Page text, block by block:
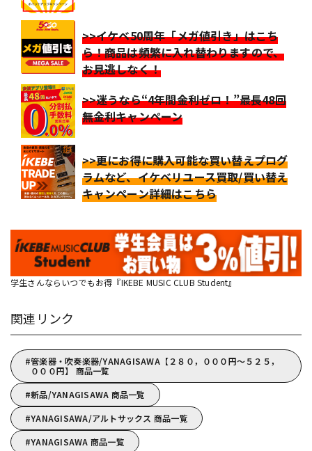
>>イケベ50周年「メガ値引き」はこち
ら！商品は頻繁に入れ替わりますので、
お見逃しなく！
>>迷うなら“4年間金利ゼロ！”最長48回
無金利キャンペーン
>>更にお得に購入可能な買い替えプログ
ラムなど、イケベリユース買取/買い替え
キャンペーン詳細はこちら
学生さんならいつでもお得『IKEBE MUSIC CLUB Student』
関連リンク
管楽器・吹奏楽器/YANAGISAWA【２８０，０００円～５２５，
０００円】 商品一覧
新品/YANAGISAWA 商品一覧
YANAGISAWA/アルトサックス 商品一覧
YANAGISAWA 商品一覧